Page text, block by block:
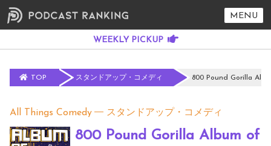
MENU
TOP スタンドアップ・コメディ 800 Pound Gorilla
All Things Comedy スタンドアップ・コメディ
800 Pound Gorilla Album of